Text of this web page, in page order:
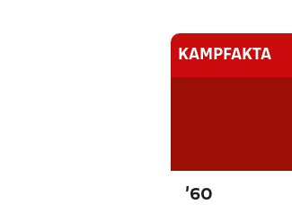
KAMPFAKTA
'60